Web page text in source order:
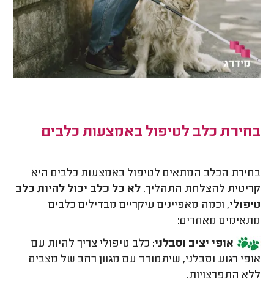
בחירת כלב לטיפול באמצעות כלבים
בחירת הכלב המתאים לטיפול באמצעות כלבים היא
קריטית להצלחת התהליך.לא כל כלב יכול להיות כלב
טיפולי, וכמה מאפיינים עיקריים מבדילים כלבים
מתאימים מאחרים:
אופי יציב וסבלני: כלב טיפולי צריך להיות עם
אופי רגוע וסבלני, שיתמודד עם מגוון רחב של מצבים
ללא התפרצויות.